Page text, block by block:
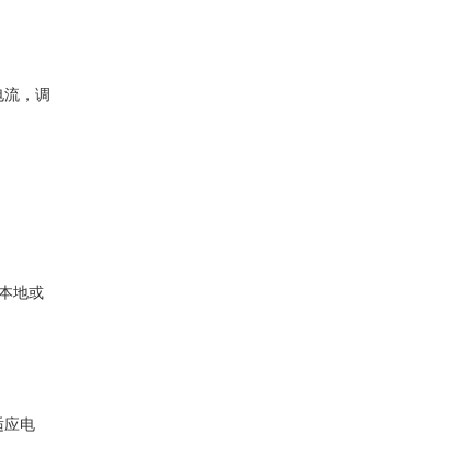
，调
地或
应电